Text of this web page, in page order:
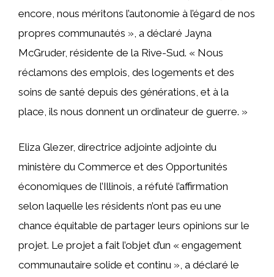
encore, nous méritons l’autonomie à l’égard de nos
propres communautés », a déclaré Jayna
McGruder, résidente de la Rive-Sud. « Nous
réclamons des emplois, des logements et des
soins de santé depuis des générations, et à la
place, ils nous donnent un ordinateur de guerre. »
Eliza Glezer, directrice adjointe adjointe du
ministère du Commerce et des Opportunités
économiques de l’Illinois, a réfuté l’affirmation
selon laquelle les résidents n’ont pas eu une
chance équitable de partager leurs opinions sur le
projet. Le projet a fait l’objet d’un « engagement
communautaire solide et continu », a déclaré le